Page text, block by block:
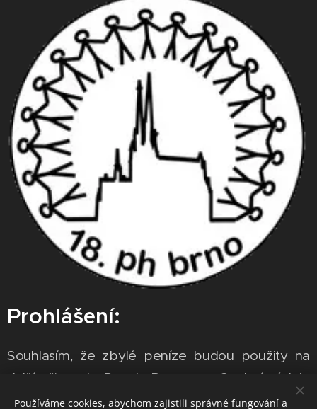
Prohlášení:
Souhlasím, že zbylé peníze budou použity na
další činnost Royal Rangers. Osobní údaje
obsažené v této přihlášce slouží k navázání
Používáme cookies, abychom zajistili správné fungování a